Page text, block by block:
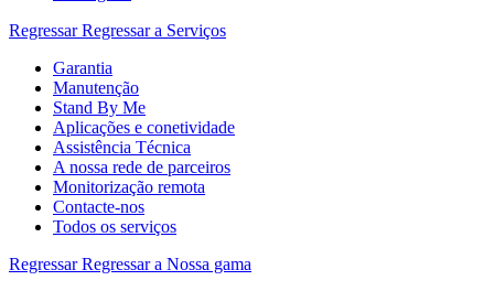
Regressar Regressar a Serviços
Garantia
Manutenção
Stand By Me
Aplicações e conetividade
Assistência Técnica
A nossa rede de parceiros
Monitorização remota
Contacte-nos
Todos os serviços
Regressar Regressar a Nossa gama